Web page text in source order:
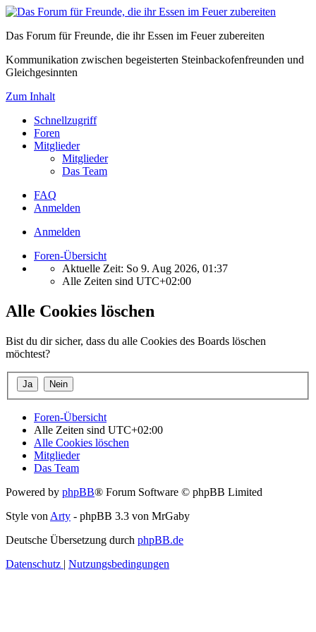
Das Forum für Freunde, die ihr Essen im Feuer zubereiten
Kommunikation zwischen begeisterten Steinbackofenfreunden und
Gleichgesinnten
Zum Inhalt
Schnellzugriff
Foren
Mitglieder
Mitglieder
Das Team
FAQ
Anmelden
Anmelden
Foren-Übersicht
Aktuelle Zeit: So 9. Aug 2026, 01:37
Alle Zeiten sind UTC+02:00
Alle Cookies löschen
Bist du dir sicher, dass du alle Cookies des Boards löschen
möchtest?
Foren-Übersicht
Alle Zeiten sind UTC+02:00
Alle Cookies löschen
Mitglieder
Das Team
Powered by phpBB® Forum Software © phpBB Limited
Style vonArty - phpBB 3.3 von MrGaby
Deutsche Übersetzung durch phpBB.de
Datenschutz | Nutzungsbedingungen